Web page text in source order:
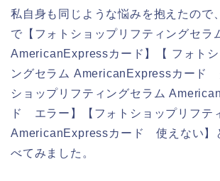
私自身も同じような悩みを抱えたので
で【フォトショップリフティングセラ
AmericanExpressカード】【 フォトシ
ングセラム AmericanExpressカード
ショップリフティングセラム
ド エラー】【フォトショップリフテ
AmericanExpressカード 使えない】
べてみました。